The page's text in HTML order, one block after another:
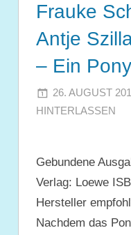
Frauke
Antje
– Ein
26. AUGUST
HINTERLASSEN
Gebundene
Verlag: Loewe
Hersteller
Nachdem das